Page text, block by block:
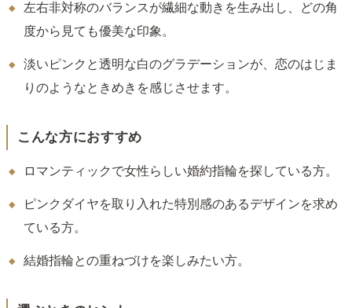
左右非対称のバランスが繊細な動きを生み出し、どの角
度から見ても優美な印象。
淡いピンクと透明な白のグラデーションが、恋のはじま
りのようなときめきを感じさせます。
こんな方におすすめ
ロマンティックで女性らしい婚約指輪を探している方。
ピンクダイヤを取り入れた特別感のあるデザインを求め
ている方。
結婚指輪との重ねづけを楽しみたい方。